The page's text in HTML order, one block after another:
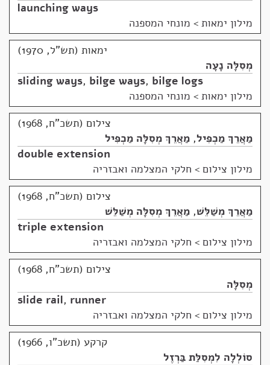
launching ways
מילון ימאות > מונחי המספנה
ימאות (תש"ל, 1970)
מְסִלָּה נָעָה
sliding ways, bilge ways, bilge logs
מילון ימאות > מונחי המספנה
צילום (תשכ"ח, 1968)
מַאֲרֵךְ מַכְפִּיל, מַאֲרֵךְ מְסִלָּה מַכְפִּיל
double extension
מילון צילום > חלקי המצלמה ואבזריה
צילום (תשכ"ח, 1968)
מַאֲרֵךְ מְשַׁלֵּשׁ, מַאֲרֵךְ מְסִלָּה מְשַׁלֵּשׁ
triple extension
מילון צילום > חלקי המצלמה ואבזריה
צילום (תשכ"ח, 1968)
מְסִלָּה
slide rail, runner
מילון צילום > חלקי המצלמה ואבזריה
קרקע (תשכ"ו, 1966)
סוֹלְלָה לִמְסִלַּת בַּרְזֶל